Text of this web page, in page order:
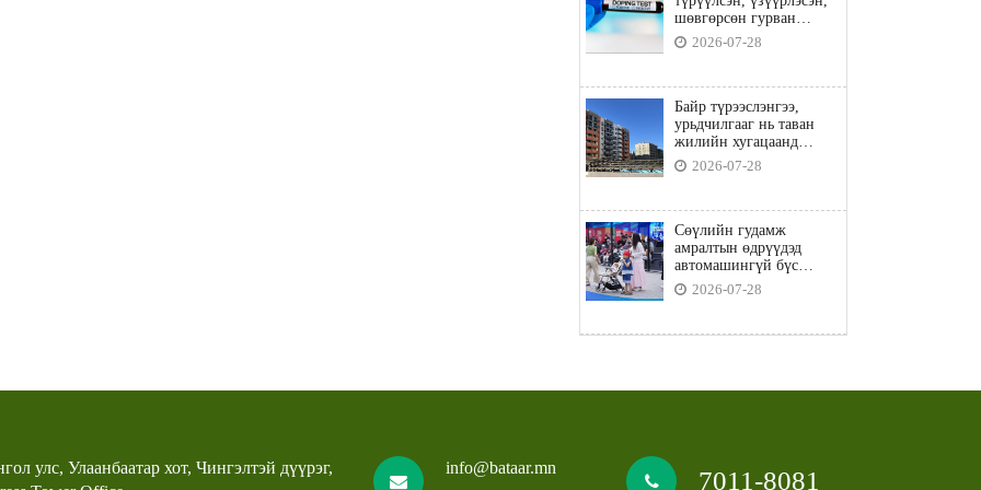
шөвгөрсөн гурван
бөхөөс допинг илэрчээ
2026-07-28
Байр түрээслэнгээ,
урьдчилгааг нь таван
жилийн хугацаанд
төлбөл орон сууцны
зээлд хамрагдана
2026-07-28
Сөүлийн гудамж
амралтын өдрүүдэд
автомашингүй бүс
боллоо
2026-07-28
улс, Улаанбаатар хот, Чингэлтэй дүүрэг,
info@bataar.mn 7011-8081